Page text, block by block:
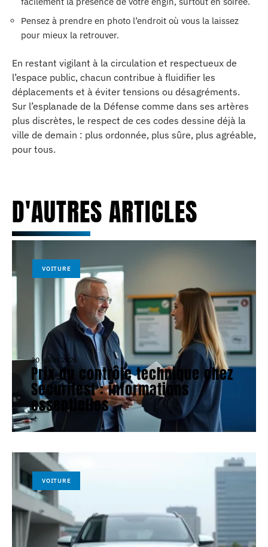
Pensez à prendre en photo l’endroit où vous la laissez
pour mieux la retrouver.
En restant vigilant à la circulation et respectueux de
l’espace public, chacun contribue à fluidifier les
déplacements et à éviter tensions ou désagréments.
Sur l’esplanade de la Défense comme dans ses artères
plus discrètes, le respect de ces codes dessine déjà la
ville de demain : plus ordonnée, plus sûre, plus agréable,
pour tous.
D'AUTRES ARTICLES
VOITURE
30 juillet 2026
Prix du contrôle technique chez
Securitest : informations
essentielles
VOITURE